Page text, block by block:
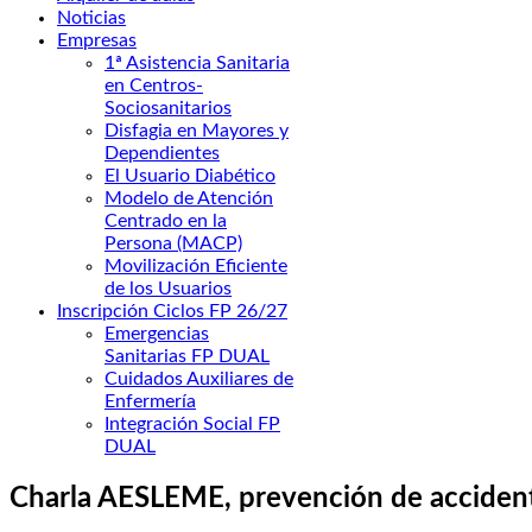
Noticias
Empresas
1ª Asistencia Sanitaria
en Centros-
Sociosanitarios
Disfagia en Mayores y
Dependientes
El Usuario Diabético
Modelo de Atención
Centrado en la
Persona (MACP)
Movilización Eficiente
de los Usuarios
Inscripción Ciclos FP 26/27
Emergencias
Sanitarias FP DUAL
Cuidados Auxiliares de
Enfermería
Integración Social FP
DUAL
Charla AESLEME, prevención de